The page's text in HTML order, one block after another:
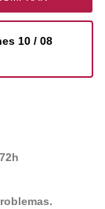
10 / 08